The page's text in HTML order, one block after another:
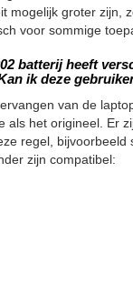
mogelijk groter zijn,
voor sommige
batterij heeft
ik deze
van de
als het origineel. Er
regel, bijvoorbeeld
zijn compatibel: